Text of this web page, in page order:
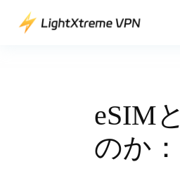
eSIM
のか